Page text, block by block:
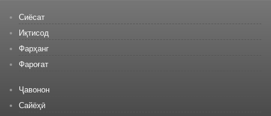
Сиёсат
Иқтисод
Фарҳанг
Фароғат
Ҷавонон
Сайёҳӣ